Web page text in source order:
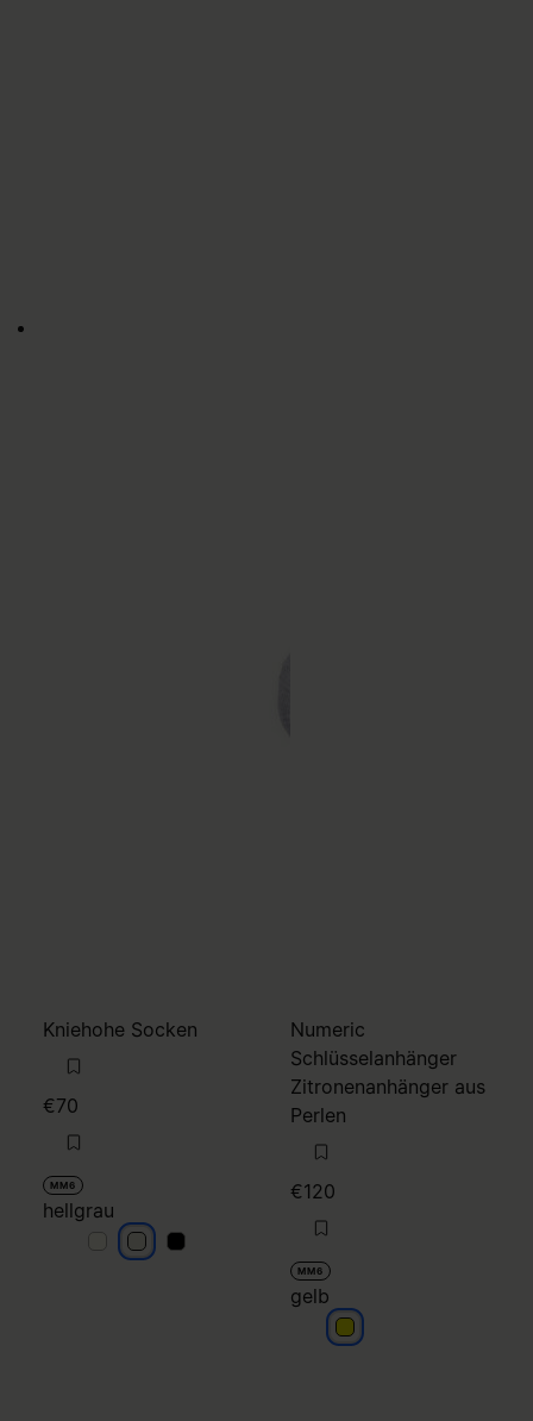
Kniehohe Socken
€70
MM6
hellgrau
hellgrauhellgrauhellgrau
Numeric
Schlüsselanhänger
Zitronenanhänger aus
Perlen
€120
MM6
gelb
gelb